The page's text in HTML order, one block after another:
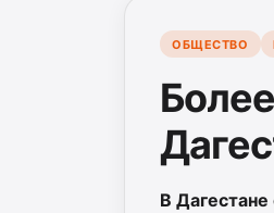
ОБЩЕСТВО
В